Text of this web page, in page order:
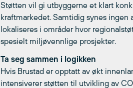
Støtten vil gi utbyggerne et klart
kraftmarkedet. Samtidig synes ingen
lokaliseres i områder hvor
spesielt miljøvennlige prosjekter.
Ta seg sammen i logikken
Hvis Brustad er opptatt av økt
intensiverer støtten til utvikling av